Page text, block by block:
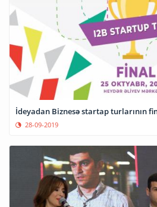
İdeyadan Biznesə startap turlarının
28-09-2019